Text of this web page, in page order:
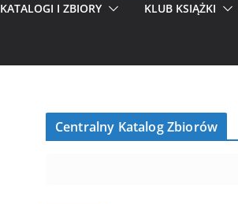
KATALOGI I ZBIORY KLUB KSIĄŻKI
Centralny Katalog Zbiorów